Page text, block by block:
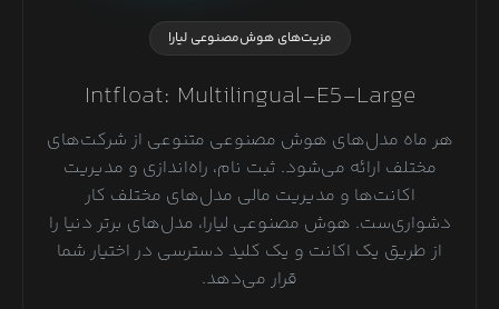
مزیت‌های هوش‌مصنوعی لیارا
Intfloat: Multilingual-E5-Large
هر ماه مدل‌های هوش مصنوعی متنوعی از شرکت‌های
مختلف ارائه می‌شود. ثبت نام، راه‌اندازی و مدیریت
اکانت‌ها و مدیریت مالی مدل‌های مختلف کار
دشواری‌ست. هوش مصنوعی لیارا، مدل‌های برتر دنیا را
از طریق یک اکانت و یک کلید دسترسی در اختیار شما
قرار می‌دهد.